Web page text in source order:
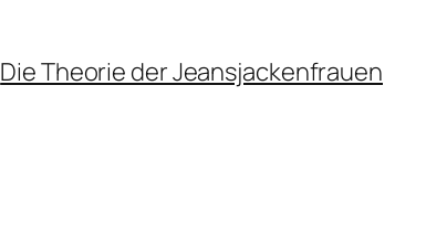
Die Theorie der Jeansjackenfrauen